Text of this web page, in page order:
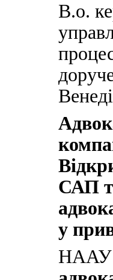
В.о.
САП
у
НААУ